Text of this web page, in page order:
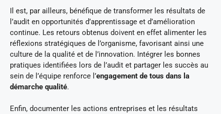
Il est, par ailleurs, bénéfique de transformer les résultats de
l’audit en opportunités d’apprentissage et d’amélioration
continue. Les retours obtenus doivent en effet alimenter les
réflexions stratégiques de l’organisme, favorisant ainsi une
culture de la qualité et de l’innovation. Intégrer les bonnes
pratiques identifiées lors de l’audit et partager les succès au
sein de l’équipe renforce l’engagement de tous dans la
démarche qualité.
Enfin, documenter les actions entreprises et les résultats